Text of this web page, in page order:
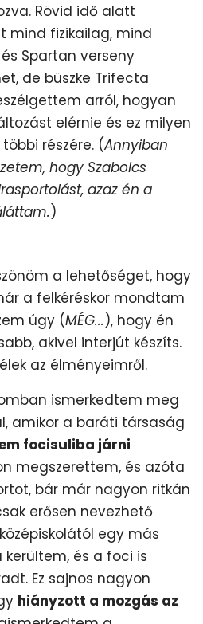
Rövid idő alatt
fizikailag, mind
Spartan verseny
de büszke Trifecta
arról, hogyan
elérnie és ez milyen
részére. (Annyiban
hogy Szabolcs
azaz én a
)
a lehetőséget, hogy
a felkéréskor mondtam
úgy (MÉG...), hogy én
akivel interjút készíts.
az élményeimről.
ismerkedtem meg
amikor a baráti társaság
focisuliba járni
megszerettem, és azóta
bár már nagyon ritkán
erősen nevezhető
egy más
és a foci is
Ez sajnos nagyon
hiányzott a mozgás az